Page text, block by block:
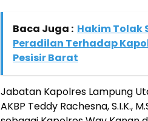
Baca Juga : Hakim Tolak
Peradilan Terhadap
Pesisir Barat
Jabatan Kapolres Lampung
AKBP Teddy Rachesna, S.I.K.,